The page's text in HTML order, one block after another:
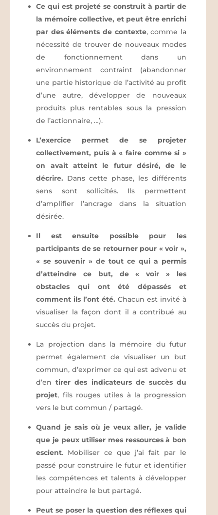
Ce qui est projeté se construit à partir de
la mémoire collective, et peut être enrichi
par des éléments de contexte, comme la
nécessité de trouver de nouveaux modes
de fonctionnement dans un
environnement contraint (abandonner
une partie historique de l’activité au profit
d’une autre, développer de nouveaux
produits plus rentables sous la pression
de l’actionnaire, …).
L’exercice permet de se projeter
collectivement, puis à « faire comme si »
on avait atteint le futur désiré, de le
décrire. Dans cette phase, les différents
sens sont sollicités. Ils permettent
d’amplifier l’ancrage dans la situation
désirée.
Il est ensuite possible pour les
participants de se retourner pour « voir »,
« se souvenir » de tout ce qui a permis
d’atteindre ce but, de « voir » les
obstacles qui ont été dépassés et
comment ils l’ont été.Chacun est invité à
visualiser la façon dont il a contribué au
succès du projet.
La projection dans la mémoire du futur
permet également de visualiser un but
commun, d’exprimer ce qui est advenu et
d’entirer des indicateurs de succès du
projet, fils rouges utiles à la progression
vers le but commun / partagé.
Quand je sais où je veux aller, je valide
que je peux utiliser mes ressources à bon
escient. Mobiliser ce que j’ai fait par le
passé pour construire le futur et identifier
les compétences et talents à développer
pour atteindre le but partagé.
Peut se poser la question des réflexes qui